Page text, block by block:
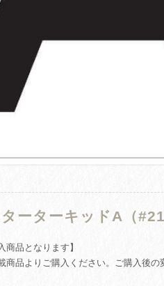
ターターキッドA（#21
商品となります】
商品よりご購入ください。ご購入後の